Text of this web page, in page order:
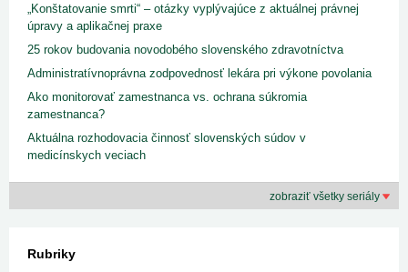
„Konštatovanie smrti“ – otázky vyplývajúce z aktuálnej právnej
úpravy a aplikačnej praxe
25 rokov budovania novodobého slovenského zdravotníctva
Administratívnoprávna zodpovednosť lekára pri výkone povolania
Ako monitorovať zamestnanca vs. ochrana súkromia
zamestnanca?
Aktuálna rozhodovacia činnosť slovenských súdov v
medicínskych veciach
zobraziť všetky seriály
Rubriky